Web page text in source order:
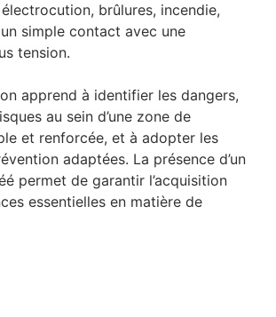
brûlures, incendie,
simple contact avec une
tension.
apprend à identifier les dangers,
au sein d’une zone de
et renforcée, et à adopter les
adaptées. La présence d’un
permet de garantir l’acquisition
essentielles en matière de